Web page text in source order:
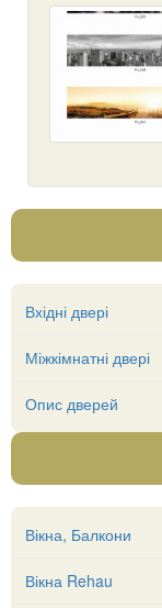
Вхідні двері
Міжкімнатні двері
Опис дверей
Вікна, Балкони
Вікна Rehau